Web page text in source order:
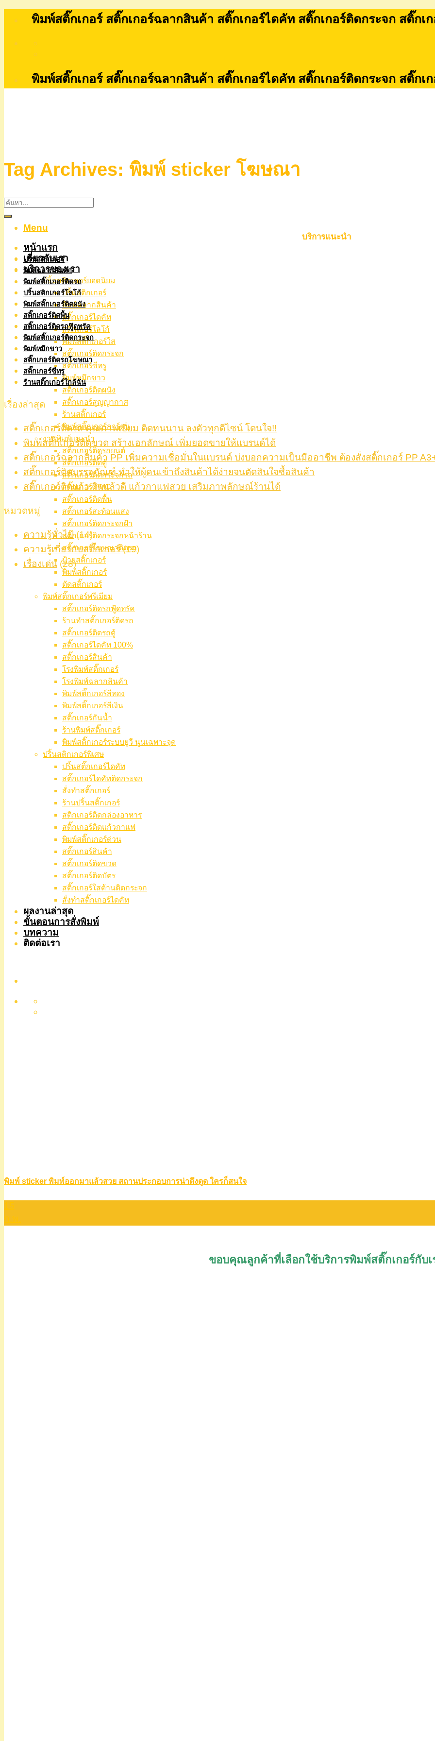
พิมพ์สติ๊กเกอร์ สติ๊กเกอร์ฉลากสินค้า สติ๊กเกอร์ไดคัท สติ๊กเกอร์ติดกระจก สติ๊กเ
พิมพ์สติ๊กเกอร์ สติ๊กเกอร์ฉลากสินค้า สติ๊กเกอร์ไดคัท สติ๊กเกอร์ติดกระจก สติ๊กเ
Menu
หน้าแรก
เกี่ยวกับเรา
บริการของเรา
ปริ้นสติกเกอร์ยอดนิยม
ปริ้นสติกเกอร์
พิมพ์ฉลากสินค้า
สติ๊กเกอร์ไดคัท
สติ๊กเกอร์โลโก้
พิมพ์สติ๊กเกอร์ใส
สติ๊กเกอร์ติดกระจก
สติ๊กเกอร์ซีทรู
พิมพ์หมึกขาว
สติ๊กเกอร์ติดผนัง
สติ๊กเกอร์สูญญากาศ
ร้านสติ๊กเกอร์
พิมพ์สติ๊กเกอร์การ์ตูน
งานพิมพ์แนะนำ
สติ๊กเกอร์ติดรถยนต์
สติ๊กเกอร์ติดตู้
สติ๊กเกอร์ติดกระจกรถ
สติ๊กเกอร์ PVC
สติ๊กเกอร์ติดพื้น
สติ๊กเกอร์สะท้อนแสง
สติ๊กเกอร์ติดกระจกฝ้า
สติ๊กเกอร์ติดกระจกหน้าร้าน
สติ๊กเกอร์โฆษณาติดรถ
ป้ายสติ๊กเกอร์
พิมพ์สติ๊กเกอร์
ตัดสติ๊กเกอร์
พิมพ์สติ๊กเกอร์พรีเมียม
สติ๊กเกอร์ติดรถฟู้ดทรัค
ร้านทำสติ๊กเกอร์ติดรถ
สติ๊กเกอร์ติดรถตู้
สติ๊กเกอร์ไดคัท 100%
สติ๊กเกอร์สินค้า
โรงพิมพ์สติ๊กเกอร์
โรงพิมพ์ฉลากสินค้า
พิมพ์สติ๊กเกอร์สีทอง
พิมพ์สติ๊กเกอร์สีเงิน
สติ๊กเกอร์กันน้ำ
ร้านพิมพ์สติ๊กเกอร์
พิมพ์สติ๊กเกอร์ระบบยูวี นูนเฉพาะจุด
ปริ้นสติกเกอร์พิเศษ
ปริ้นสติ๊กเกอร์ไดคัท
สติ๊กเกอร์ไดคัทติดกระจก
สั่งทำสติ๊กเกอร์
ร้านปริ้นสติ๊กเกอร์
สติกเกอร์ติดกล่องอาหาร
สติ๊กเกอร์ติดแก้วกาแฟ
พิมพ์สติ๊กเกอร์ด่วน
สติ๊กเกอร์สินค้า
สติ๊กเกอร์ติดขวด
สติ๊กเกอร์ติดบัตร
สติ๊กเกอร์ใสด้านติดกระจก
สั่งทําสติ๊กเกอร์ไดคัท
ผลงานล่าสุด
ขั้นตอนการสั่งพิมพ์
บทความ
ติดต่อเรา
Tag Archives: พิมพ์ sticker โฆษณา
บริการแนะนำ
ปริ้นสติกเกอร์
พิมพ์ฉลากสินค้า
พิมพ์สติ๊กเกอร์ติดรถ
ปริ้นสติกเกอร์โลโก้
พิมพ์สติ๊กเกอร์ติดผนัง
สติ๊กเกอร์ติดพื้น
สติ๊กเกอร์ติดรถฟู๊ดทรัค
พิมพ์สติ๊กเกอร์ติดกระจก
พิมพ์หมึกขาว
สติ๊กเกอร์ติดรถโฆษณา
สติ๊กเกอร์ซีทรู
ร้านสติ๊กเกอร์ใกล้ฉัน
เรื่องล่าสุด
สติ๊กเกอร์ติดรถ คุณภาพเยี่ยม ติดทนนาน ลงตัวทุกดีไซน์ โดนใจ!!
พิมพ์สติ๊กเกอร์ติดขวด สร้างเอกลักษณ์ เพิ่มยอดขายให้แบรนด์ได้
สติ๊กเกอร์ฉลากสินค้า PP เพิ่มความเชื่อมั่นในแบรนด์ บ่งบอกความเป็นมืออาชีพ ต้องสั่งสติ๊กเกอร์ PP
สติ๊กเกอร์ติดบรรจุภัณฑ์ ทำให้ผู้คนเข้าถึงสินค้าได้ง่ายจนตัดสินใจซื้อสินค้า
สติ๊กเกอร์ติดแก้ว ติดแล้วดี แก้วกาแฟสวย เสริมภาพลักษณ์ร้านได้
หมวดหมู่
ความรู้ทั่วไป(14)
ความรู้เกี่ยวกับสติ๊กเกอร์(19)
เรื่องเด่น (28)
พิมพ์ sticker พิมพ์ออกมาแล้วสวย สถานประกอบการน่าดึงดูด ใครก็สนใจ
15
ก.พ.
ขอบคุณลูกค้าที่เลือกใช้บริการพิมพ์สติ๊กเกอร์กับเ